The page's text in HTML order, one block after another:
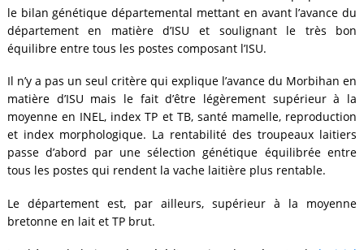
le bilan génétique départemental mettant en avant l’avance du
département en matière d’ISU et soulignant le très bon
équilibre entre tous les postes composant l’ISU.
Il n’y a pas un seul critère qui explique l’avance du Morbihan en
matière d’ISU mais le fait d’être légèrement supérieur à la
moyenne en INEL, index TP et TB, santé mamelle, reproduction
et index morphologique. La rentabilité des troupeaux laitiers
passe d’abord par une sélection génétique équilibrée entre
tous les postes qui rendent la vache laitière plus rentable.
Le département est, par ailleurs, supérieur à la moyenne
bretonne en lait et TP brut.